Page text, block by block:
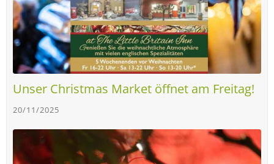
Unser Christmas Market öffnet am Freitag!
20/11/2025